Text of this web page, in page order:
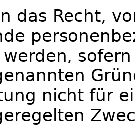
das Recht,
nicht für